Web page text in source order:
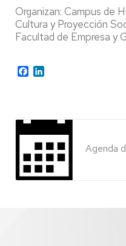
Organizan: Campus de
Cultura y Proyección
Facultad de Empresa y
Facebook
Agenda